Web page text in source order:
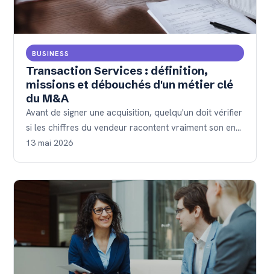
BUSINESS
Transaction Services : définition,
missions et débouchés d'un métier clé
du M&A
Avant de signer une acquisition, quelqu'un doit vérifier
si les chiffres du vendeur racontent vraiment son en…
13 mai 2026